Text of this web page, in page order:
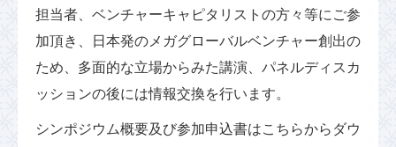
担当者、ベンチャーキャピタリストの方々等にご参
加頂き、日本発のメガグローバルベンチャー創出の
ため、多面的な立場からみた講演、パネルディスカ
ッションの後には情報交換を行います。
シンポジウム概要及び参加申込書はこちらからダウ